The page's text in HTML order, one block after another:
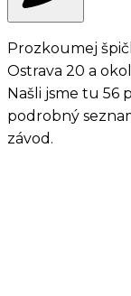
Prozkoumej
Ostrava 20 a
Našli jsme tu 56
podrobný
závod.